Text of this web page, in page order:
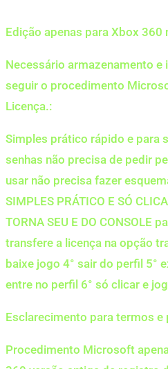
Edição apenas para Xbox
Necessário armazenamento e
seguir o procedimento
Licença.:
Simples prático rápido e para
senhas não precisa de pedir
usar não precisa fazer
SIMPLES PRÁTICO E SÓ
TORNA SEU E DO CONSOLE
transfere a licença na opção
baixe jogo 4° sair do perfil 5°
entre no perfil 6° só clicar e
Esclarecimento para termos e
Procedimento Microsoft